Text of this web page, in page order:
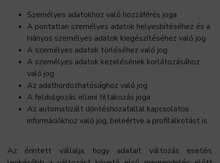
Személyes adatokhoz való hozzáférés joga
A pontatlan személyes adatok helyesbítéséhez és a
hiányos személyes adatok kiegészítéséhez való jog
A személyes adatok törléséhez való jog
A személyes adatok kezelésének korlátozásához
való jog
Az adathordozhatósághoz való jog
A feldolgozás elleni tiltakozás joga
Az automatizált döntéshozatallal kapcsolatos
információkhoz való jog, beleértve a profilalkotást is
Az érintett vállalja, hogy adatait változás esetén,